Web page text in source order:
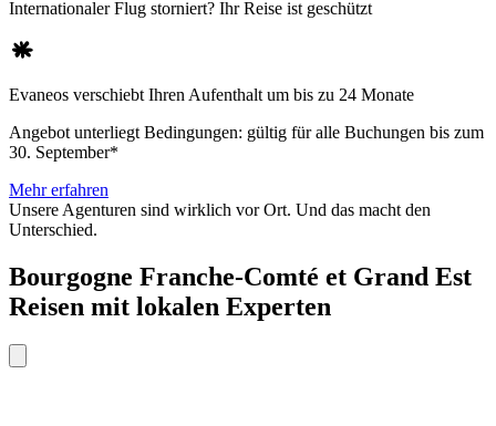
Internationaler Flug storniert? Ihr Reise ist geschützt
Evaneos verschiebt Ihren Aufenthalt um bis zu 24 Monate
Angebot unterliegt Bedingungen: gültig für alle Buchungen bis zum
30. September*
Mehr erfahren
Unsere Agenturen sind wirklich vor Ort. Und das macht den
Unterschied.
Bourgogne Franche-Comté et Grand Est
Reisen mit lokalen Experten